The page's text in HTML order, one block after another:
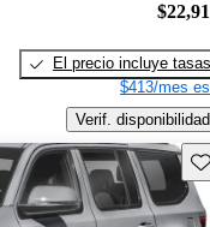
El precio incluye tasas
$413/mes
Verif. disponibilidad